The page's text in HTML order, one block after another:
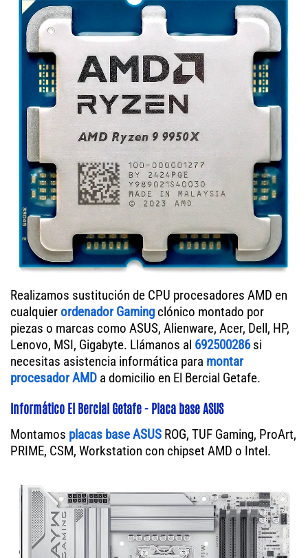
Realizamos sustitución de CPU procesadores AMD en
cualquierordenador Gaming clónico montado por
piezas o marcas como ASUS, Alienware, Acer, Dell, HP,
Lenovo, MSI, Gigabyte. Llámanos al 692500286si
necesitas asistencia informática para montar
procesador AMD a domicilio en El Bercial Getafe.
Informático El Bercial Getafe - Placa base ASUS
Montamos placas base ASUS ROG, TUF Gaming, ProArt,
PRIME, CSM, Workstation con chipset AMD o Intel.